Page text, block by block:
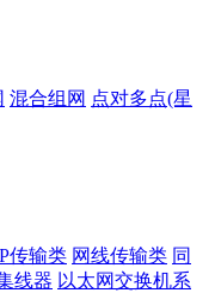
混合组网 点对多点(星
传输类 网线传输类 同
线器 以太网交换机系